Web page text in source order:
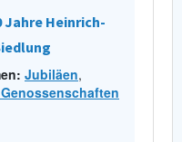
Jahre Heinrich-
Jubiläen,